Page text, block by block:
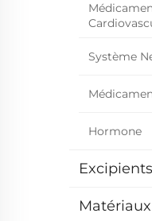
Système
Hormone